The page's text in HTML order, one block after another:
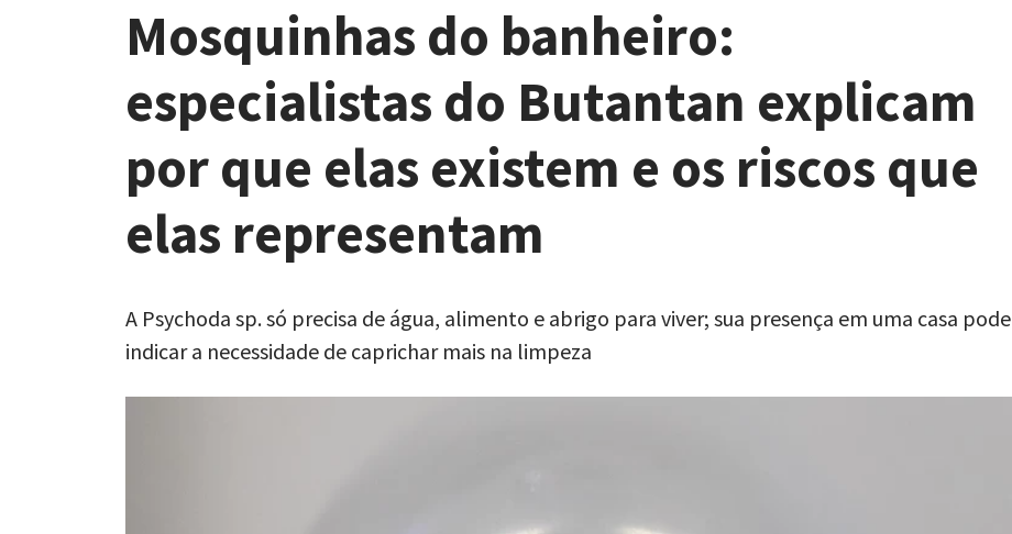
Mosquinhas do banheiro:
especialistas do Butantan explicam
por que elas existem e os riscos que
elas representam
A Psychoda sp. só precisa de água, alimento e abrigo para viver; sua presença em uma casa pode
indicar a necessidade de caprichar mais na limpeza